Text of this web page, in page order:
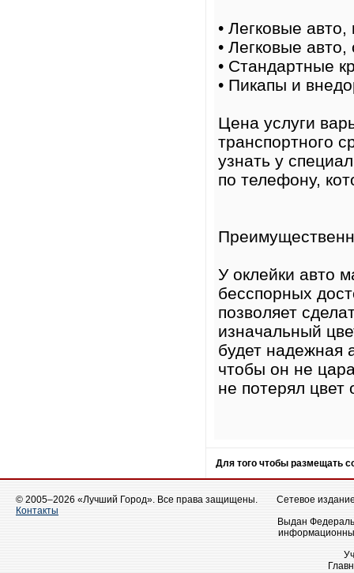
• Легковые
• Легковые
• Стандартные
• Пикапы и
Цена услуги
транспортного
узнать у
по телефону,
У оклейки авто
бесспорных
позволяет
изначальный
будет надежная
чтобы он не
не потерял цвет
Для того чтобы размещать
© 2005–2026 «Лучший Город». Все права защищены.
Контакты
Сетевое
Выдан